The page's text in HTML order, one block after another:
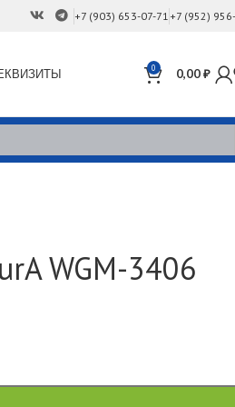
+7 (903) 653-07-71 +7 (952)
0 0,00₽
WGM-3406